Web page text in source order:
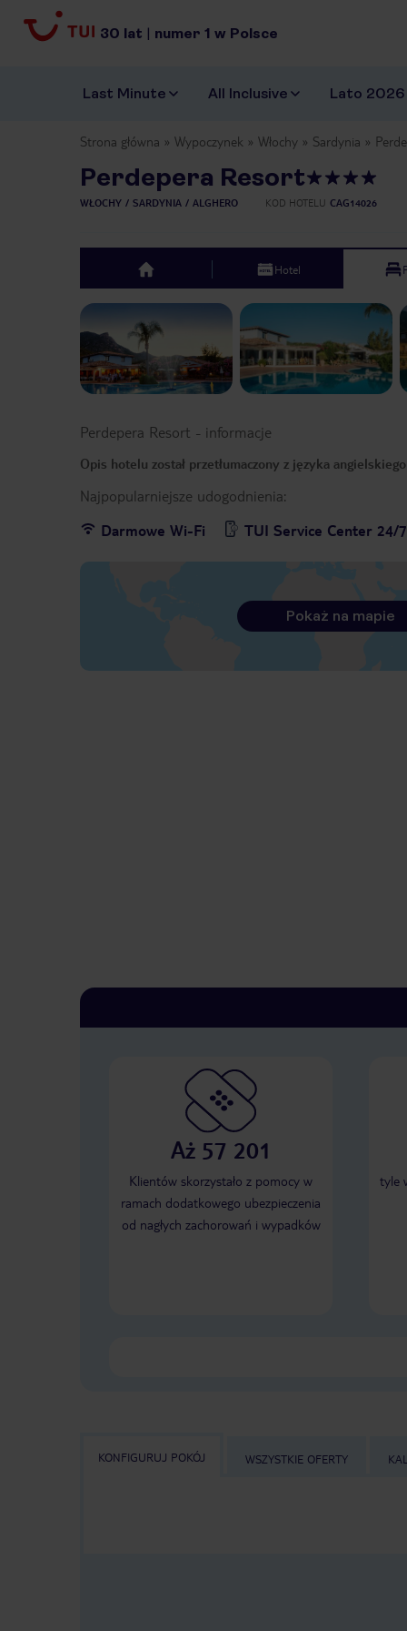
30 lat | numer 1 w Polsce
Last Minute All Inclusive Lato 2026
Strona główna Wypoczynek Włochy Sardynia
Perdepera Resort
WŁOCHY SARDYNIA ALGHERO KOD HOTELU CAG14026
top Hotel
Perdepera Resort - informacje
Opis hotelu został przetłumaczony z języka
Najpopularniejsze udogodnienia:
Darmowe Wi-Fi
TUI Service Center 24/
Pokaż na mapie
Aż 57 201
Klientów skorzystało z pomocy w
ramach dodatkowego ubezpieczenia
od nagłych zachorowań i wypadków
tyle
KONFIGURUJ POKÓJ WSZYSTKIE OFERTY